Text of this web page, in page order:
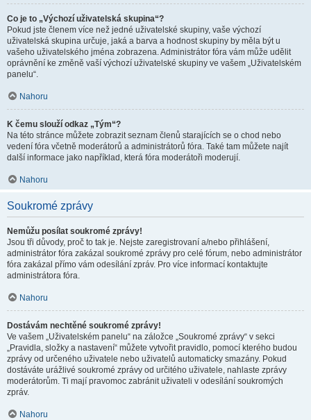
Co je to „Výchozí uživatelská skupina“?
Pokud jste členem více než jedné uživatelské skupiny, vaše výchozí
uživatelská skupina určuje, jaká a barva a hodnost skupiny by měla být u
vašeho uživatelského jména zobrazena. Administrátor fóra vám může udělit
oprávnění ke změně vaší výchozí uživatelské skupiny ve vašem „Uživatelském
panelu“.
Nahoru
K čemu slouží odkaz „Tým“?
Na této stránce můžete zobrazit seznam členů starajících se o chod nebo
vedení fóra včetně moderátorů a administrátorů fóra. Také tam můžete najít
další informace jako například, která fóra moderátoři moderují.
Nahoru
Soukromé zprávy
Nemůžu posílat soukromé zprávy!
Jsou tři důvody, proč to tak je. Nejste zaregistrovaní a/nebo přihlášení,
administrátor fóra zakázal soukromé zprávy pro celé fórum, nebo administrátor
fóra zakázal přímo vám odesílání zpráv. Pro více informací kontaktujte
administrátora fóra.
Nahoru
Dostávám nechtěné soukromé zprávy!
Ve vašem „Uživatelském panelu“ na záložce „Soukromé zprávy“ v sekci
„Pravidla, složky a nastavení“ můžete vytvořit pravidlo, pomocí kterého budou
zprávy od určeného uživatele nebo uživatelů automaticky smazány. Pokud
dostáváte urážlivé soukromé zprávy od určitého uživatele, nahlaste zprávy
moderátorům. Ti mají pravomoc zabránit uživateli v odesílání soukromých
zpráv.
Nahoru